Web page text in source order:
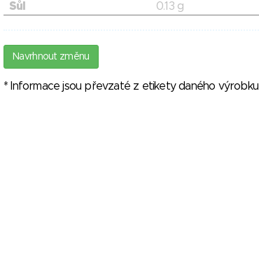
Sůl
0.13 g
Navrhnout změnu
* Informace jsou převzaté z etikety daného výrobku